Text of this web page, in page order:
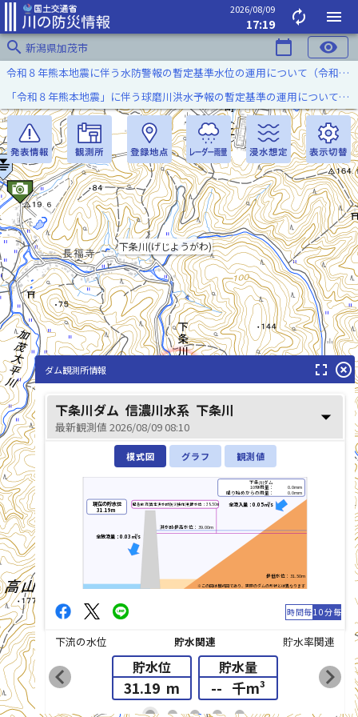
2026/08/09
17:19 autorenew
menu
search 新潟県加茂市 calendar_today visibility
下条川(げじようがわ)
令和８年熊本地震に伴う水防警報の暫定基準水位の運用について（令和８年８月７日）
「令和８年熊本地震」に伴う球磨川洪水予報の暫定基準の運用について（令和８年８月５日）
list_alt
ダム観測所情報 fullscreen highlight_off
下条川ダム 信濃川水系 下条川
最新観測値 2026/08/09 08:10 arrow_drop_down
模式図 グラフ 観測値
※この図は模式図であり、実際のダムの形状とは異なります
洪水時最高水位：39.00m
緊急放流(異常洪水時防災操作)判断水位：38.50m
最低水位：31.50m
現在の貯水位
31.19m
全流入量：0.05㎥/s
全放流量：0.03㎥/s
下条川ダム
10分雨量： 0.0mm
降り始めからの雨量： 0.0mm
時間毎10分毎
下流の水位 貯水関連 貯水率関連
貯水位
31.19 m
貯水量
-- 千m³
chevron_left chevron_right